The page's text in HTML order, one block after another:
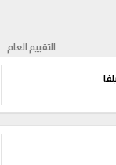
التقييم العام